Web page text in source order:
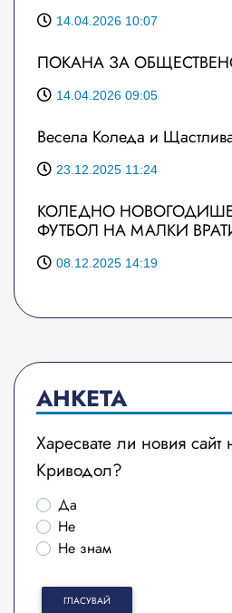
14.04.2026 10:07
ПОКАНА ЗА
14.04.2026 09:05
Весела Коледа и
23.12.2025 11:24
КОЛЕДНО
ФУТБОЛ НА МАЛКИ
08.12.2025 14:19
АНКЕТА
Харесвате ли новия
Криводол?
Да
Не
Не знам
ГЛАСУВАЙ